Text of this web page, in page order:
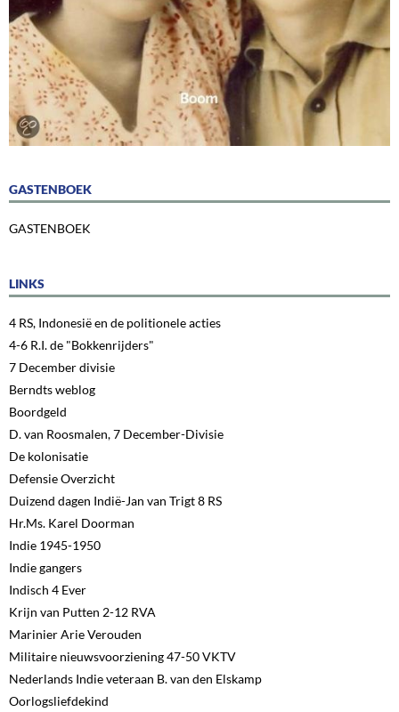
GASTENBOEK
GASTENBOEK
LINKS
4 RS, Indonesië en de politionele acties
4-6 R.I. de "Bokkenrijders"
7 December divisie
Berndts weblog
Boordgeld
D. van Roosmalen, 7 December-Divisie
De kolonisatie
Defensie Overzicht
Duizend dagen Indië-Jan van Trigt 8 RS
Hr.Ms. Karel Doorman
Indie 1945-1950
Indie gangers
Indisch 4 Ever
Krijn van Putten 2-12 RVA
Marinier Arie Verouden
Militaire nieuwsvoorziening 47-50 VKTV
Nederlands Indie veteraan B. van den Elskamp
Oorlogsliefdekind